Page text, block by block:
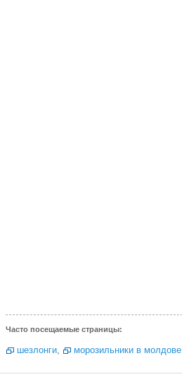
Часто посещаемые страницы:
шезлонги, морозильники в молдове